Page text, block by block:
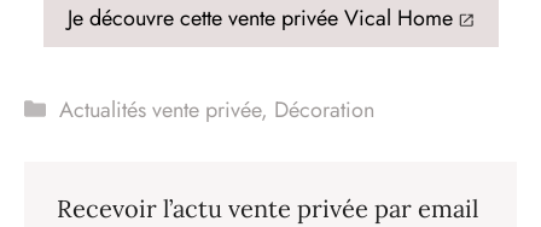
Je découvre cette vente privée Vical Home
Catégories
Actualités vente privée, Décoration
Recevoir l’actu vente privée par email